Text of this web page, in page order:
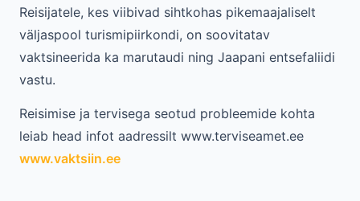
Reisijatele, kes viibivad sihtkohas pikemaajaliselt
väljaspool turismipiirkondi, on soovitatav
vaktsineerida ka marutaudi ning Jaapani entsefaliidi
vastu.
Reisimise ja tervisega seotud probleemide kohta
leiab head infot aadressilt www.terviseamet.ee
www.vaktsiin.ee